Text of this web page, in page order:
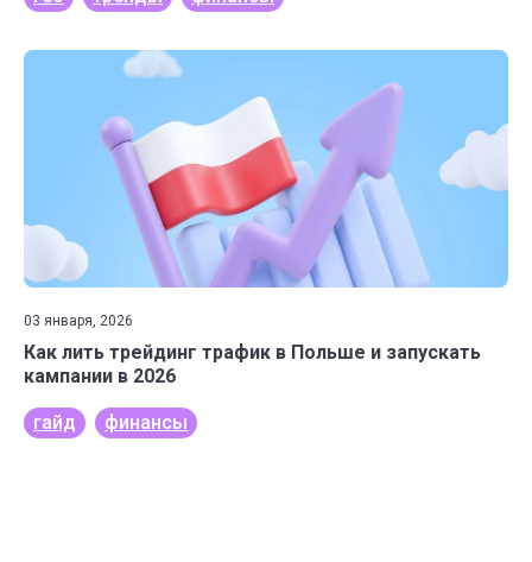
03 января, 2026
Как лить трейдинг трафик в Польше и запускать
кампании в 2026
гайд финансы